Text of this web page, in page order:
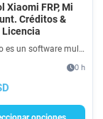
Xiaomi FRP, Mi
Créditos &
Licencia
es un software multi
de Xiaomi en FRP,
MI, Flash, etc.
0 h